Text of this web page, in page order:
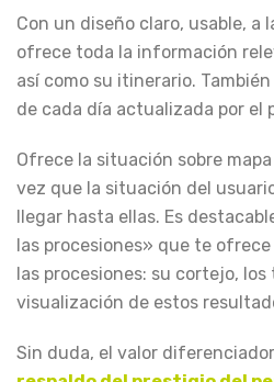
Con un diseño claro, usable, a
ofrece toda la información
así como su itinerario.
de cada día actualizada por el
Ofrece la situación sobre
vez que la situación del
llegar hasta ellas. Es
las procesiones» que te
las procesiones: su cortejo,
visualización de estos
Sin duda, el valor